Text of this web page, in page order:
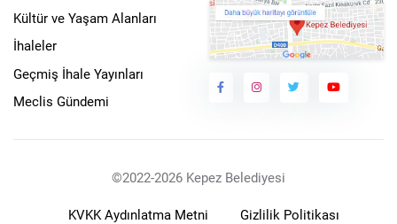
Kültür ve Yaşam Alanları
İhaleler
Geçmiş İhale Yayınları
Meclis Gündemi
©2022-2026 Kepez Belediyesi
KVKK Aydınlatma Metni Gizlilik Politikası